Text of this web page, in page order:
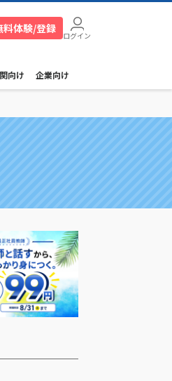
料体験/登録
ログイン
向け 企業向け